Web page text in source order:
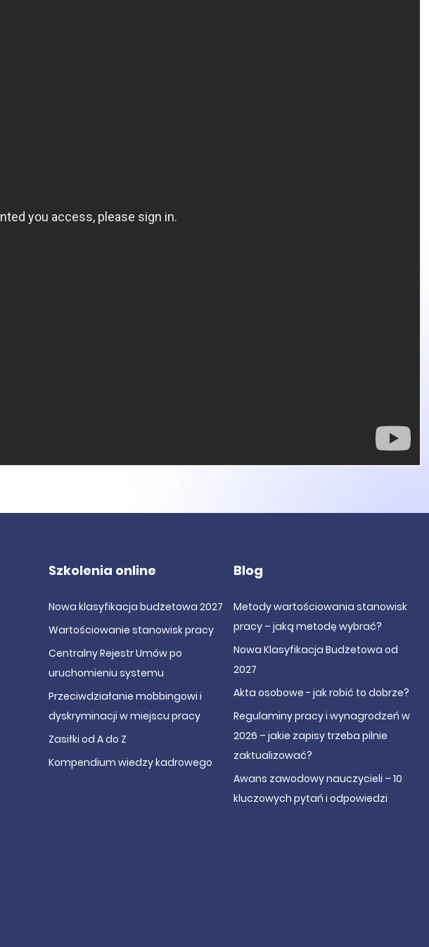
Szkolenia online
Nowa klasyfikacja budżetowa 2027
Wartościowanie stanowisk pracy
Centralny Rejestr Umów po
uruchomieniu systemu
Przeciwdziałanie mobbingowi i
dyskryminacji w miejscu pracy
Zasiłki od A do Z
Kompendium wiedzy kadrowego
Blog
Metody wartościowania stanowisk
pracy – jaką metodę wybrać?
Nowa Klasyfikacja Budżetowa od
2027
Akta osobowe - jak robić to dobrze?
Regulaminy pracy i wynagrodzeń w
2026 – jakie zapisy trzeba pilnie
zaktualizować?
Awans zawodowy nauczycieli – 10
kluczowych pytań i odpowiedzi